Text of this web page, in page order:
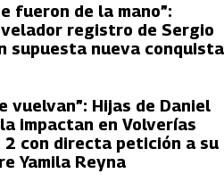
fueron de la mano”:
registro de Sergio
supuesta nueva conquista
vuelvan”: Hijas de Daniel
impactan en Volverías
2 con directa petición a su
Yamila Reyna